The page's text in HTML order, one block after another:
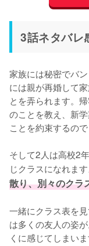
3話ネタバレ
家族には秘密でバ
には親が再婚して
とを弄られます。
のことを教え、新
ことを約束するので
そして2人は高校2
じクラスになれます
散り、別々のクラ
一緒にクラス表を
は多くの友人の姿
くに感じてしまいま